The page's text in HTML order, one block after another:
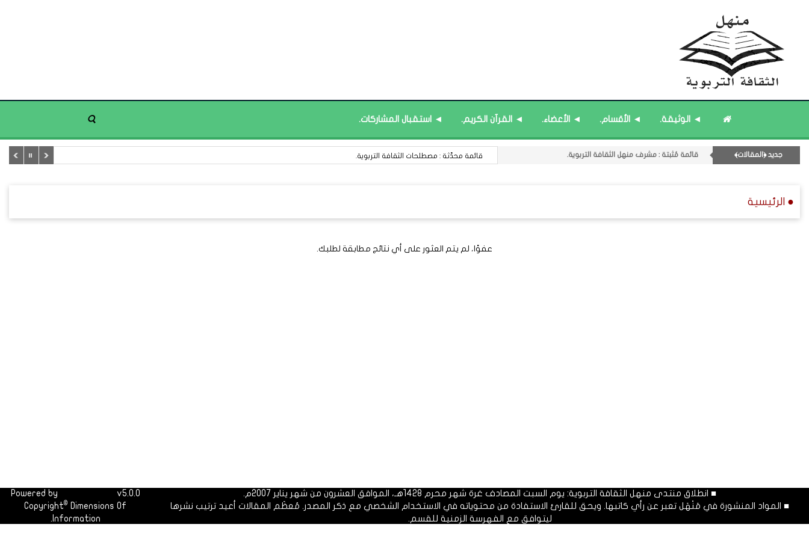
◄ الوثيقة. ◄ الأقسام. ◄ الأعضاء. ◄ القرآن الكريم. ◄ استقبال المشاركات.
جديد ﴿المقالات﴾
قائمة مُحدَّثة : حديث الساعة.
قائمة مُثبتة : إدارة منهل الثقافة التربوية.
قائمة مُحدَّثة : من ﴿جديد﴾ المشاركات.
11- القسم الحادي عشر : ﴿اللقاءات الشخصية - الثقافة المتسلسلة﴾.
قائمة مُثبتة : مشرف منهل الثقافة التربوية. قائمة محدَّثة : مصطلحات الثقافة التربوية.
● الرئيسية
عفوًا، لم يتم العثور على أي نتائج مطابقة لطلبك.
■ انطلاق منتدى منهل الثقافة التربوية: يوم السبت المصادف غرة شهر محرم 1428هـ، الموافق العشرون من شهر يناير 2007م.
■ المواد المنشورة في مَنْهَل تعبر عن رأي كاتبها. ويحق للقارئ الاستفادة من محتوياته في الاستخدام الشخصي مع ذكر المصدر. مُعظَم المقالات أعيد ترتيب نشرها
ليتوافق مع الفهرسة الزمنية للقسم.
Powered by
v5.0.0
Copyright© Dimensions Of
Information.